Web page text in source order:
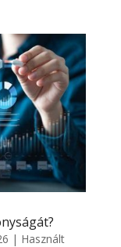
| Használt